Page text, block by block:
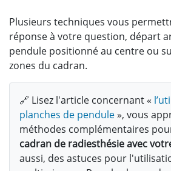
Plusieurs techniques vous
réponse à votre question, départ
pendule positionné au centre ou
zones du cadran.
🔗 Lisez l'article concernant «
planches de pendule», vous
méthodes complémentaires
cadran de radiesthésie avec
aussi, des astuces pour